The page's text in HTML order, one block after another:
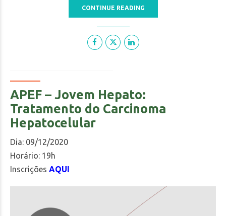
CONTINUE READING
APEF – Jovem Hepato:
Tratamento do Carcinoma
Hepatocelular
Dia: 09/12/2020
Horário: 19h
Inscrições AQUI